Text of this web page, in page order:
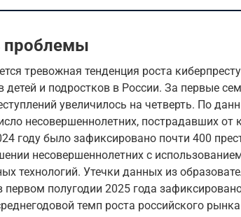
проблемы
тревожная тенденция роста
детей и подростков в России. За первые
увеличилось на четверть. По
несовершеннолетних, пострадавших от
году было зафиксировано почти 400
несовершеннолетних с
технологий. Утечки данных из
первом полугодии 2025 года
темп роста российского